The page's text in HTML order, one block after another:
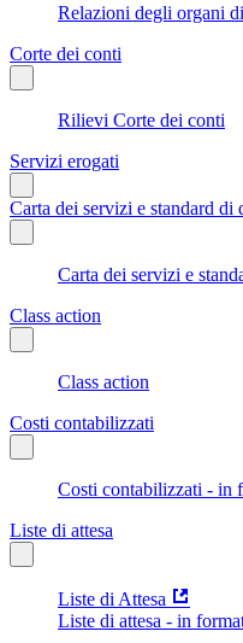
Relazioni degli organi
Corte dei conti
Rilievi Corte dei conti
Servizi erogati
Carta dei servizi e standard di
Carta dei servizi e
Class action
Class action
Costi contabilizzati
Costi contabilizzati - in
Liste di attesa
Liste di Attesa
Liste di attesa - in